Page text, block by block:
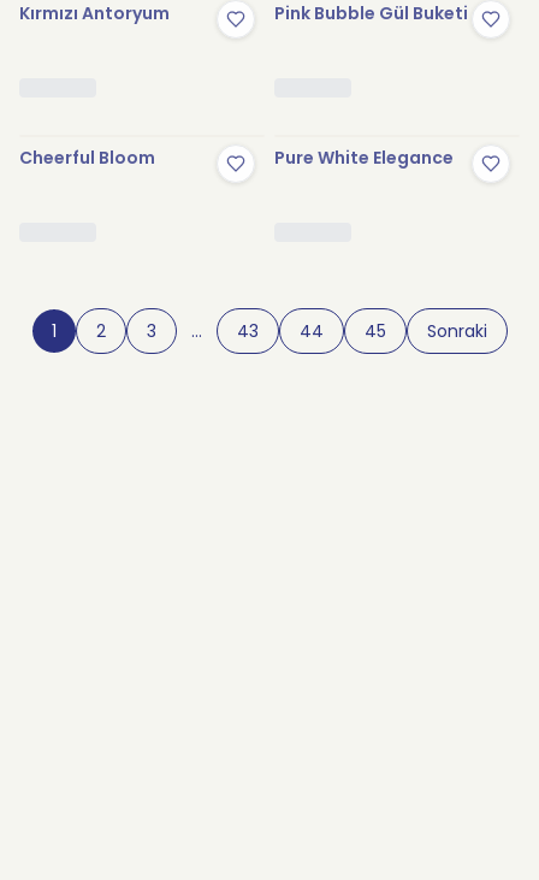
Kırmızı Antoryum Pink Bubble Gül Buketi
Cheerful Bloom Pure White Elegance
1 2 3 … 43 44 45 Sonraki